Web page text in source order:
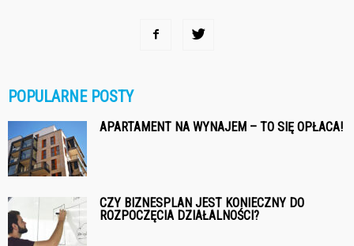
POPULARNE POSTY
APARTAMENT NA WYNAJEM – TO SIĘ OPŁACA!
CZY BIZNESPLAN JEST KONIECZNY DO
ROZPOCZĘCIA DZIAŁALNOŚCI?